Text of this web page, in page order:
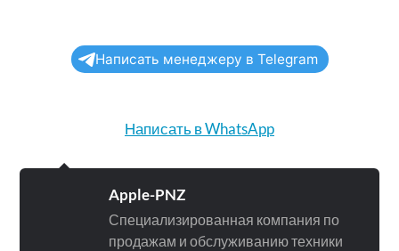
Написать менеджеру в Telegram
Написать в WhatsApp
Apple-PNZ
Специализированная компания по
продажам и обслуживанию техники